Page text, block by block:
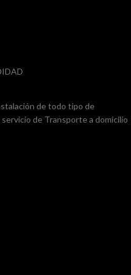
de todo tipo de
de Transporte a domicilio